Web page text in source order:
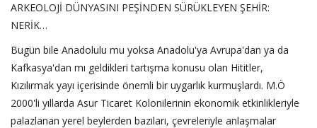
ARKEOLOJİ DÜNYASINI PEŞİNDEN SÜRÜKLEYEN ŞEHİR:
NERİK…
Bugün bile Anadolulu mu yoksa Anadolu'ya Avrupa'dan ya da
Kafkasya'dan mı geldikleri tartışma konusu olan Hititler,
Kızılırmak yayı içerisinde önemli bir uygarlık kurmuşlardı. M.Ö
2000'li yıllarda Asur Ticaret Kolonilerinin ekonomik etkinlikleriyle
palazlanan yerel beylerden bazıları, çevreleriyle anlaşmalar